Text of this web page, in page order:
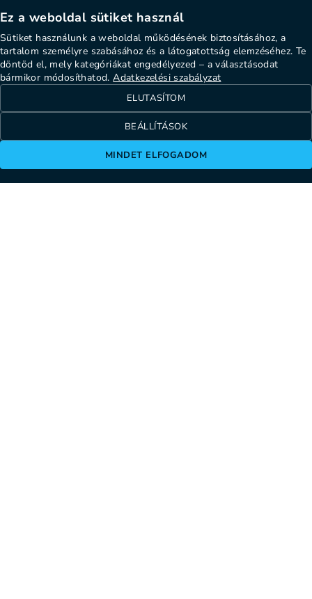
Ez a weboldal sütiket használ
Sütiket használunk a weboldal működésének biztosításához, a
tartalom személyre szabásához és a látogatottság elemzéséhez. Te
döntöd el, mely kategóriákat engedélyezed – a választásodat
bármikor módosíthatod. Adatkezelési szabályzat
ELUTASÍTOM
BEÁLLÍTÁSOK
MINDET ELFOGADOM